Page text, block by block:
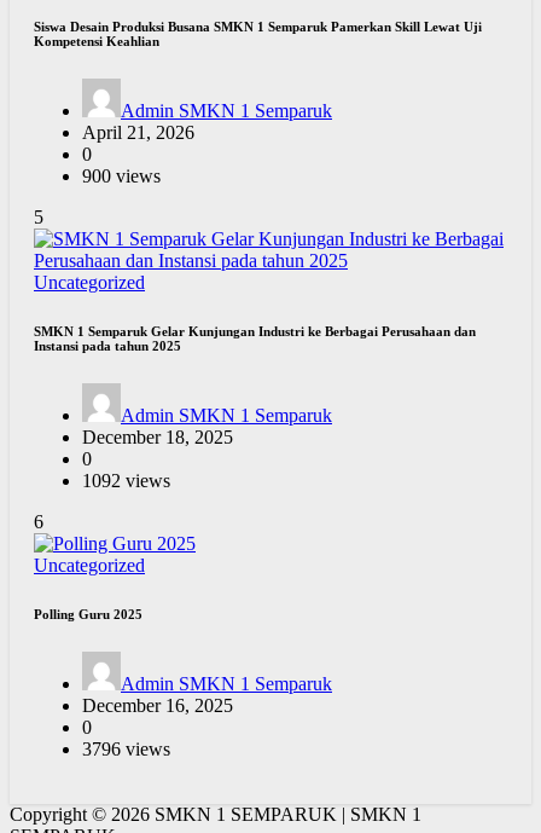
Siswa Desain Produksi Busana SMKN 1 Semparuk Pamerkan Skill Lewat Uji
Kompetensi Keahlian
Admin SMKN 1 Semparuk
April 21, 2026
0
900 views
5
Uncategorized
SMKN 1 Semparuk Gelar Kunjungan Industri ke Berbagai Perusahaan dan
Instansi pada tahun 2025
Admin SMKN 1 Semparuk
December 18, 2025
0
1092 views
6
Uncategorized
Polling Guru 2025
Admin SMKN 1 Semparuk
December 16, 2025
0
3796 views
Copyright © 2026 SMKN 1 SEMPARUK | SMKN 1